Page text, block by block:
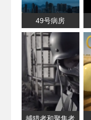
49号病房
捕猎者和聚集者